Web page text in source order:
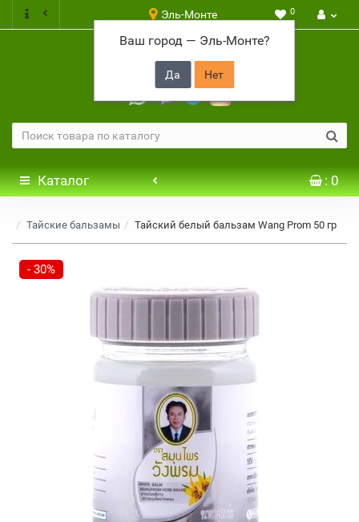
Эль-Монте
Ваш город — Эль-Монте?
0
+7 917 646 65 48
Каталог : 0
Тайские бальзамы Тайский белый бальзам Wang Prom 50 гр
- 30%